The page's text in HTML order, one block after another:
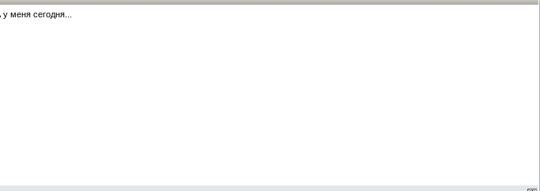
меня сегодня...